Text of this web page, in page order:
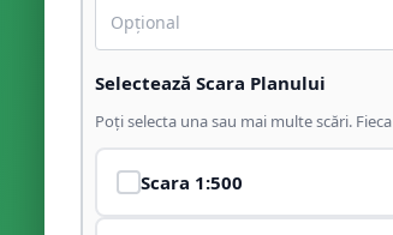
Selectează Scara Planului
Poți selecta una sau mai multe scări.
Scara 1:500